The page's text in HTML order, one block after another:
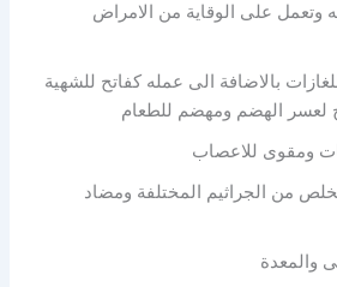
وتعمل على الوقاية من الامراض
بالاضافة الى عمله كفاتح للشهية
لعسر الهضم ومهضم للطعام
ومقوى للاعصاب
من الجراثيم المختلفة ومضاد
والمعدة